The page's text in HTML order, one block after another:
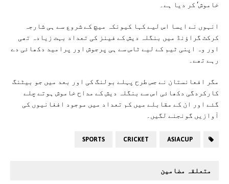
خاموش‘ کر دیا ہے۔
انہوں نے ایسا اس لیے کہا کیونکہ میچ کے شروع سے ہی شارجہ
کرکٹ گراؤنڈ میں بنگلہ دیش کے فینز کی تعداد بہت زیادہ تھی
اور وہ اپنی ٹیم کے لیے ٹاس سے ہی پرجوش اور پرامید دکھائی دے
رہے تھے۔
مگر افعانستان نے جس طرح پہلے بولنگ کی اور بعد میں جو بیٹنگ
کارکردگی دکھائی اس سے بنگلہ دیش کے مداح خاموش ہوتے چلے
گئے اور ان کے مقابلے میں کم تعداد میں موجود افغانیوں کی
آوازیں گونجنے لگیں۔
ASIACUP
CRICKET
SPORTS
متعلقہ مضامین